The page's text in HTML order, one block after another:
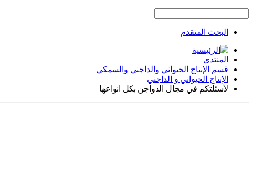
البحث المتقدم
المنتدى
قسم الإنتاج الحيواني والداجني والسمكي
الإنتاج الحيواني و الداجني
لأسئلتكم في مجال الدواجن بكل انواعها